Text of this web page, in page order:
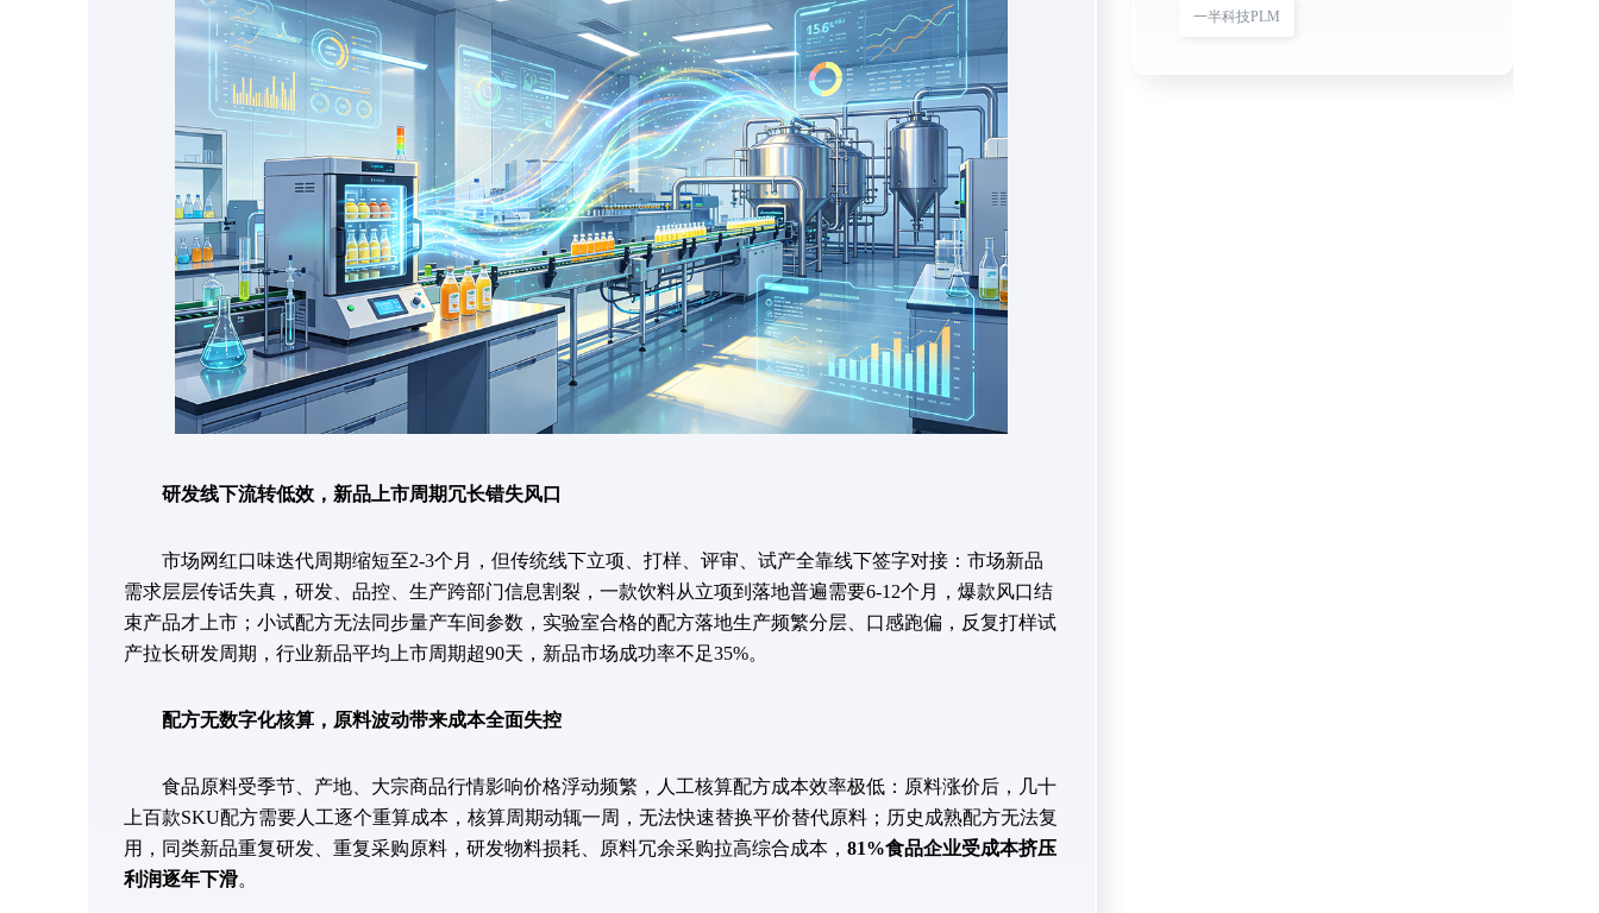
研发线下流转低效，新品上市周期冗长错失风口
市场网红口味迭代周期缩短至2-3个月，但传统线下立项、打样、评审、试产全靠线下签字对接：市场新品
需求层层传话失真，研发、品控、生产跨部门信息割裂，一款饮料从立项到落地普遍需要6-12个月，爆款风口结
束产品才上市；小试配方无法同步量产车间参数，实验室合格的配方落地生产频繁分层、口感跑偏，反复打样试
产拉长研发周期，行业新品平均上市周期超90天，新品市场成功率不足35%。
配方无数字化核算，原料波动带来成本全面失控
食品原料受季节、产地、大宗商品行情影响价格浮动频繁，人工核算配方成本效率极低：原料涨价后，几十
上百款SKU配方需要人工逐个重算成本，核算周期动辄一周，无法快速替换平价替代原料；历史成熟配方无法复
用，同类新品重复研发、重复采购原料，研发物料损耗、原料冗余采购拉高综合成本， 81%食品企业受成本挤压
利润逐年下滑。
一半科技PLM